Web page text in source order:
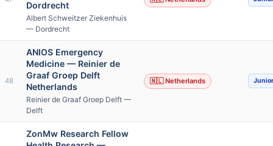
Dordrecht
Albert Schweitzer Ziekenhuis
— Dordrecht
48
ANIOS Emergency
Medicine — Reinier de
Graaf Groep Delft
Netherlands
Reinier de Graaf Groep Delft —
Delft
🇳🇱 Netherlands Junior
ZonMw Research Fellow